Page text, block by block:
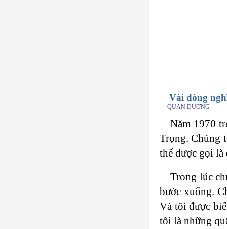
Vài dòng
QUAN DƯƠNG
Năm 1970
Trọng. Chúng
thể được gọi là
Trong lúc
bước xuống.
Và tôi được
tôi là những